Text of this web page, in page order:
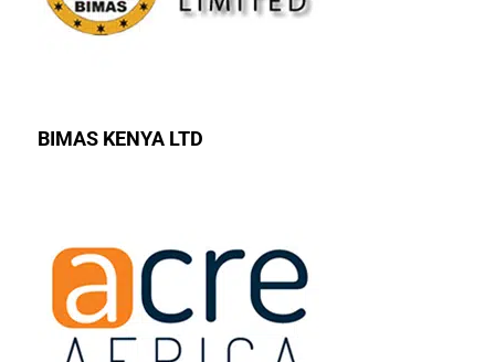
BIMAS KENYA LTD